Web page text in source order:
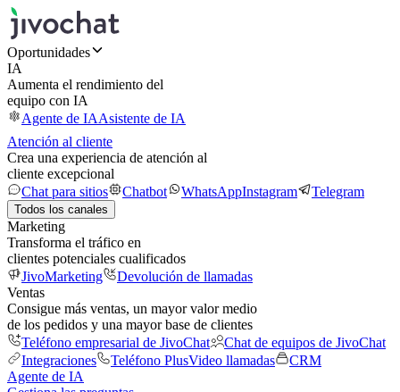
Oportunidades
IA
Aumenta el rendimiento del
equipo con IA
Agente de IAAsistente de IA
Atención al cliente
Crea una experiencia de atención al
cliente excepcional
Chat para sitios
Chatbot WhatsAppInstagram Telegram
Todos los canales
Marketing
Transforma el tráfico en
clientes potenciales cualificados
JivoMarketing
Devolución de llamadas
Ventas
Consigue más ventas, un mayor valor medio
de los pedidos y una mayor base de clientes
Teléfono empresarial de JivoChat
Chat de equipos de JivoChat
Integraciones
Teléfono PlusVideo llamadas
CRM
Agente de IA